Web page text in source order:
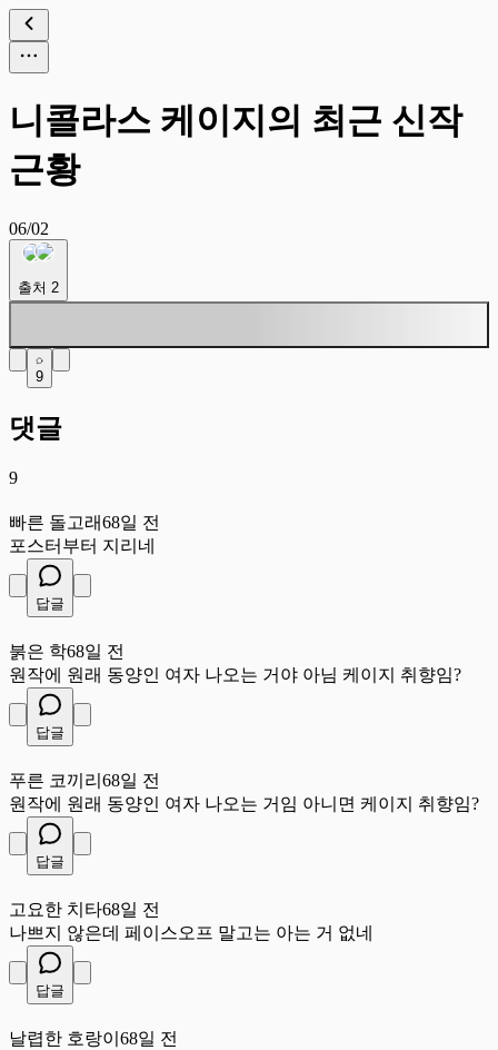
니콜라스 케이지의 최근 신작
근황
06/02
출처 2
9
댓글
9
빠른 돌고래68일 전
포스터부터 지리네
답글
붉은 학68일 전
원작에 원래 동양인 여자 나오는 거야 아님 케이지 취향임?
답글
푸른 코끼리 68일 전
원작에 원래 동양인 여자 나오는 거임 아니면 케이지 취향임?
답글
고요한 치타68일 전
나쁘지 않은데 페이스오프 말고는 아는 거 없네
답글
날렵한 호랑이 68일 전